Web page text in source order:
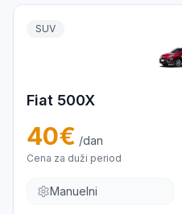
SUV
Fiat 500X
40€ /dan
Cena za duži period
Manuelni